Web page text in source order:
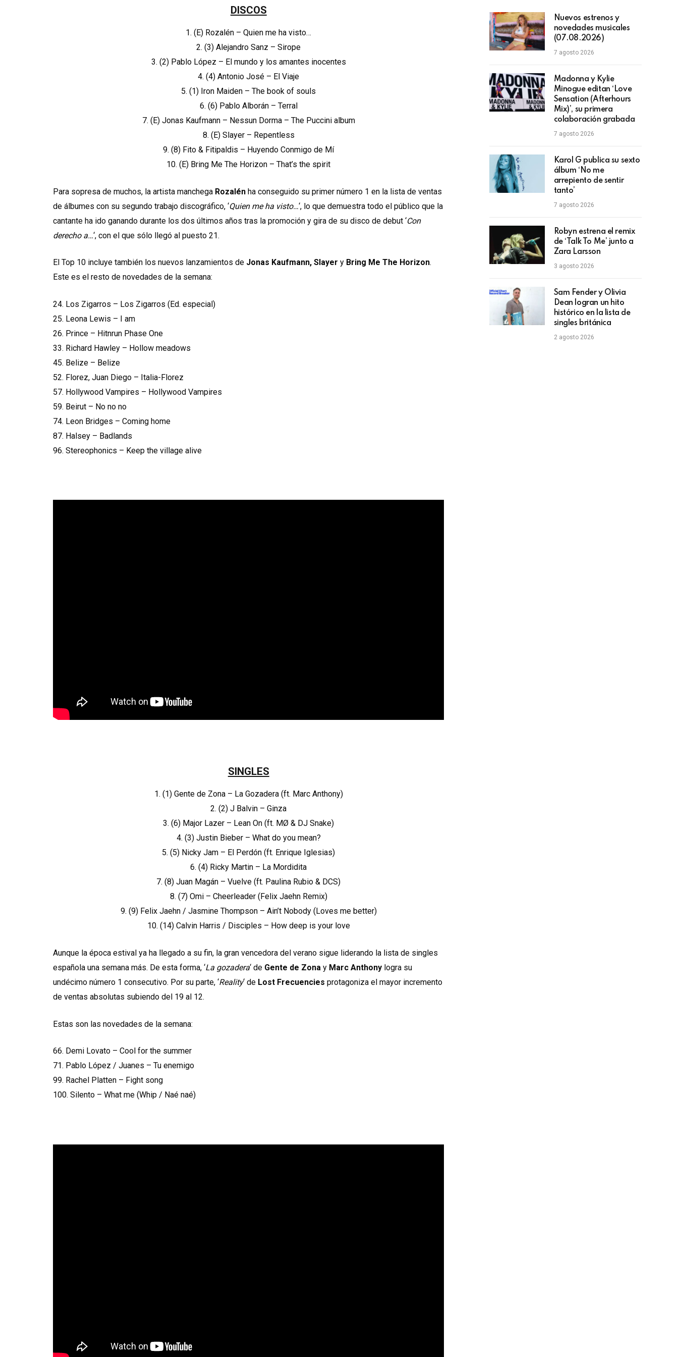
DISCOS
1. (E) Rozalén – Quien me ha visto…
2. (3) Alejandro Sanz – Sirope
3. (2) Pablo López – El mundo y los amantes inocentes
4. (4) Antonio José – El Viaje
5. (1) Iron Maiden – The book of souls
6. (6) Pablo Alborán – Terral
7. (E) Jonas Kaufmann – Nessun Dorma – The Puccini album
8. (E) Slayer – Repentless
9. (8) Fito & Fitipaldis – Huyendo Conmigo de Mí
10. (E) Bring Me The Horizon – That’s the spirit
Para sopresa de muchos, la artista manchega Rozalén ha conseguido su primer número 1 en la lista de ventas
de álbumes con su segundo trabajo discográfico, ‘Quien me ha visto…‘, lo que demuestra todo el público que la
cantante ha ido ganando durante los dos últimos años tras la promoción y gira de su disco de debut ‘Con
derecho a…‘, con el que sólo llegó al puesto 21.
El Top 10 incluye también los nuevos lanzamientos de Jonas Kaufmann, Slayer y Bring Me The Horizon.
Este es el resto de novedades de la semana:
24. Los Zigarros – Los Zigarros (Ed. especial)
25. Leona Lewis – I am
26. Prince – Hitnrun Phase One
33. Richard Hawley – Hollow meadows
45. Belize – Belize
52. Florez, Juan Diego – Italia-Florez
57. Hollywood Vampires – Hollywood Vampires
59. Beirut – No no no
74. Leon Bridges – Coming home
87. Halsey – Badlands
96. Stereophonics – Keep the village alive
SINGLES
1. (1) Gente de Zona – La Gozadera (ft. Marc Anthony)
2. (2) J Balvin – Ginza
3. (6) Major Lazer – Lean On (ft. MØ & DJ Snake)
4. (3) Justin Bieber – What do you mean?
5. (5) Nicky Jam – El Perdón (ft. Enrique Iglesias)
6. (4) Ricky Martin – La Mordidita
7. (8) Juan Magán – Vuelve (ft. Paulina Rubio & DCS)
8. (7) Omi – Cheerleader (Felix Jaehn Remix)
9. (9) Felix Jaehn / Jasmine Thompson – Ain’t Nobody (Loves me better)
10. (14) Calvin Harris / Disciples – How deep is your love
Aunque la época estival ya ha llegado a su fin, la gran vencedora del verano sigue liderando la lista de singles
española una semana más. De esta forma, ‘La gozadera‘ de Gente de Zona y Marc Anthony logra su
undécimo número 1 consecutivo. Por su parte, ‘Reality‘ de Lost Frecuencies protagoniza el mayor incremento
de ventas absolutas subiendo del 19 al 12.
Estas son las novedades de la semana:
66. Demi Lovato – Cool for the summer
71. Pablo López / Juanes – Tu enemigo
99. Rachel Platten – Fight song
100. Silento – What me (Whip / Naé naé)
Nuevos estrenos y
novedades musicales
(07.08.2026)
7 agosto 2026
Madonna y Kylie
Minogue editan ‘Love
Sensation (Afterhours
Mix)’, su primera
colaboración grabada
7 agosto 2026
Karol G publica su sexto
álbum ‘No me
arrepiento de sentir
tanto’
7 agosto 2026
Robyn estrena el remix
de ‘Talk To Me’ junto a
Zara Larsson
3 agosto 2026
Sam Fender y Olivia
Dean logran un hito
histórico en la lista de
singles británica
2 agosto 2026